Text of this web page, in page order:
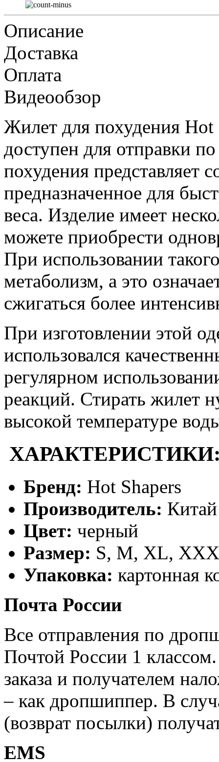
Описание
Доставка
Оплата
Видеообзор
Жилет для похудения Hot
доступен для отправки
похудения представляет
предназначенное для
веса. Изделие имеет
можете приобрести
При использовании
метаболизм, а это
сжигаться более
При изготовлении этой
использовался
регулярном
реакций. Стирать жилет
высокой температуре
Бренд: Hot Shapers
Производитель: Китай
Цвет: черный
Размер: S, M, XL,
Упаковка: картонная
Почта России
Все отправления по
Почтой России 1
заказа и получателем
– как дропшиппер. В
(возврат посылки)
EMS